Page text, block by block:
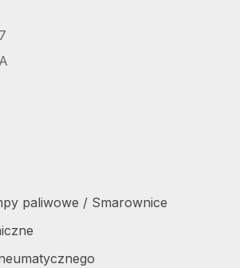
paliwowe / Smarownice